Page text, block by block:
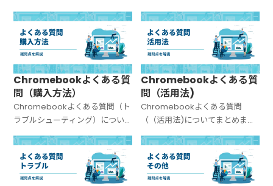
まとめました。
とめました。
Chromebookよくある質
問（購入方法）
Chromebookよくある質問（ト
ラブルシューティング）につい
てまとめました。
Chromebookよくある質
問（活用法)
Chromebookよくある質問
（（活用法)についてまとめまし
た。